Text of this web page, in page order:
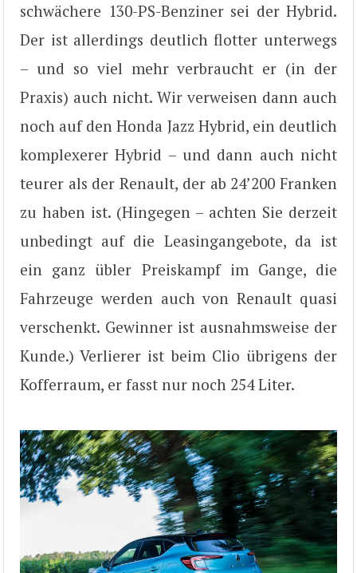
schwächere 130-PS-Benziner sei der Hybrid.
Der ist allerdings deutlich flotter unterwegs
– und so viel mehr verbraucht er (in der
Praxis) auch nicht. Wir verweisen dann auch
noch auf den Honda Jazz Hybrid, ein deutlich
komplexerer Hybrid – und dann auch nicht
teurer als der Renault, der ab 24’200 Franken
zu haben ist. (Hingegen – achten Sie derzeit
unbedingt auf die Leasingangebote, da ist
ein ganz übler Preiskampf im Gange, die
Fahrzeuge werden auch von Renault quasi
verschenkt. Gewinner ist ausnahmsweise der
Kunde.) Verlierer ist beim Clio übrigens der
Kofferraum, er fasst nur noch 254 Liter.